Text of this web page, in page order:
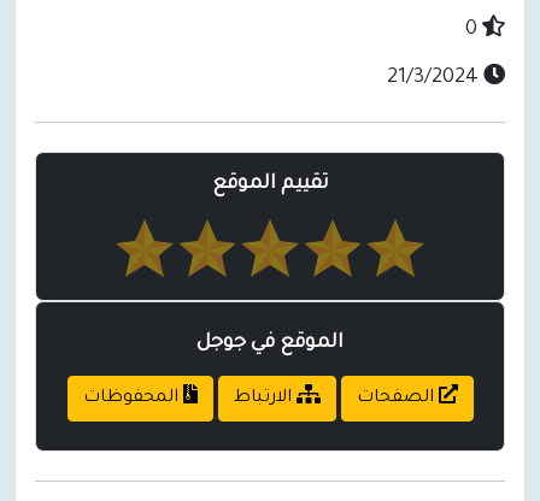
تقييم الموقع
الموقع في جوجل
الصفحات الارتباط المحفوظات